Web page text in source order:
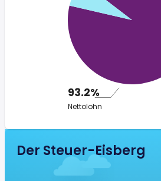
93.2%
Nettolohn
Der Steuer-Eisberg